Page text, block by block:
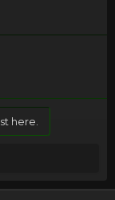
here.